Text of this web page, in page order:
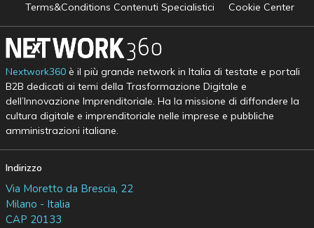
Terms&Conditions Contenuti Specialistici
Cookie Center
Nextwork360è il più grande network in Italia di testate e portali
B2B dedicati ai temi della Trasformazione Digitale e
dell’Innovazione Imprenditoriale. Ha la missione di diffondere la
cultura digitale e imprenditoriale nelle imprese e pubbliche
amministrazioni italiane.
Indirizzo
Via Moretto da Brescia, 22
Milano - Italia
CAP 20133